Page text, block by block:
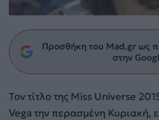
Προσθήκη του Mad.gr ως
στην
Τον τίτλο της Miss Universe
Vega την περασμένη Κυριακή,